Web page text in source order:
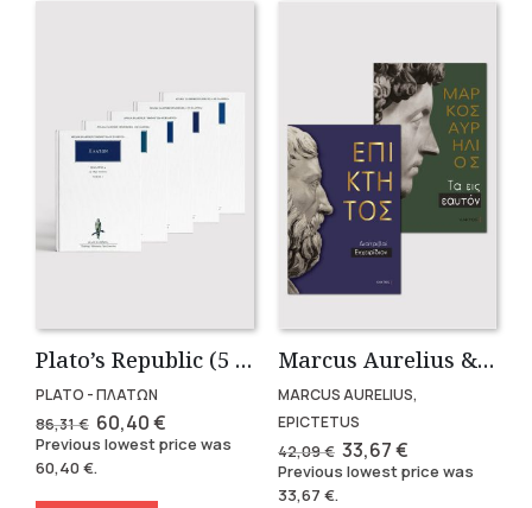
Plato’s Republic (5 volumes)
PLATO - ΠΛΑΤΩΝ
86,31€ Original
price
was:
86,31 €.
60,40€Current
price
is:
Previous lowest price was
60,40€.
Marcus Aurelius & Epictetus (Compact works in Greek)
MARCUS AURELIUS,
EPICTETUS
42,09€ Original
price
was:
33,67€Current
price
is:
Previous lowest price was
33,67 €.